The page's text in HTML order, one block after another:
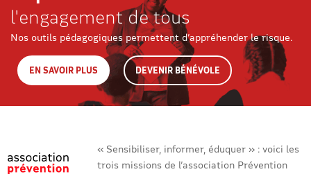
l'engagement de tous
Nos outils pédagogiques permettent d’appréhender le risque.
EN SAVOIR PLUS DEVENIR BÉNÉVOLE
« Sensibiliser, informer, éduquer » : voici les
trois missions de l’association Prévention